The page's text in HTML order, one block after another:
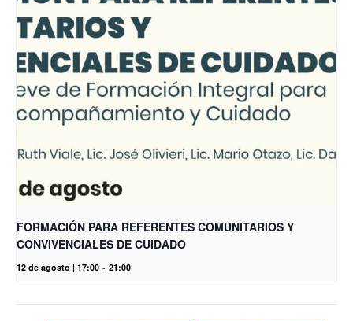
FORMACIÓN PARA REFERENTES COMUNITARIOS Y
CONVIVENCIALES DE CUIDADO
12 de agosto | 17:00 - 21:00